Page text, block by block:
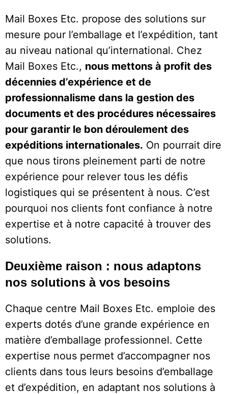
Mail Boxes Etc. propose des solutions sur
mesure pour l’emballage et l’expédition, tant
au niveau national qu’international. Chez
Mail Boxes Etc., nous mettons à profit des
décennies d’expérience et de
professionnalisme dans la gestion des
documents et des procédures nécessaires
pour garantir le bon déroulement des
expéditions internationales. On pourrait dire
que nous tirons pleinement parti de notre
expérience pour relever tous les défis
logistiques qui se présentent à nous. C’est
pourquoi nos clients font confiance à notre
expertise et à notre capacité à trouver des
solutions.
Deuxième raison : nous adaptons
nos solutions à vos besoins
Chaque centre Mail Boxes Etc. emploie des
experts dotés d’une grande expérience en
matière d’emballage professionnel. Cette
expertise nous permet d’accompagner nos
clients dans tous leurs besoins d’emballage
et d’expédition, en adaptant nos solutions à